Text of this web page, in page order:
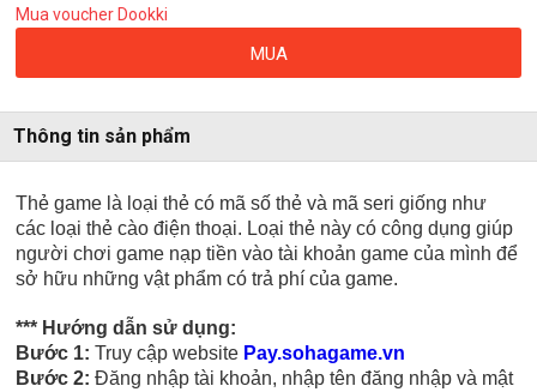
Mua voucher Dookki
MUA
Thông tin sản phẩm
Thẻ game là loại thẻ có mã số thẻ và mã seri giống như
các loại thẻ cào điện thoại. Loại thẻ này có công dụng giúp
người chơi game nạp tiền vào tài khoản game của mình để
sở hữu những vật phẩm có trả phí của game.
*** Hướng dẫn sử dụng:
Bước 1: Truy cập website Pay.sohagame.vn
Bước 2: Đăng nhập tài khoản, nhập tên đăng nhập và mật